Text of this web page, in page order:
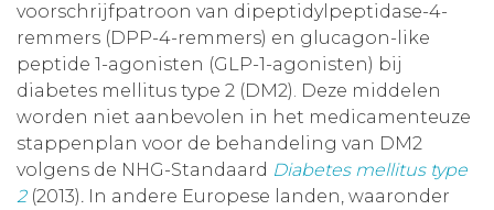
voorschrijfpatroon van dipeptidylpeptidase-4-
remmers (DPP-4-remmers) en glucagon-like
peptide 1-agonisten (GLP-1-agonisten) bij
diabetes mellitus type 2 (DM2). Deze middelen
worden niet aanbevolen in het medicamenteuze
stappenplan voor de behandeling van DM2
volgens de NHG-Standaard Diabetes mellitus type
2(2013). In andere Europese landen, waaronder